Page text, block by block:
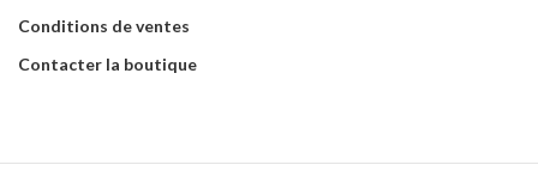
Conditions de ventes
Contacter la boutique